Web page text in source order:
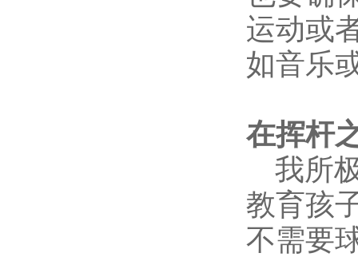
运动或
如音乐
在挥杆
我所
教育孩
不需要